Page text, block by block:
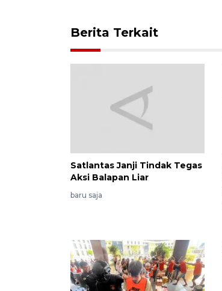
Berita Terkait
Satlantas Janji Tindak Tegas
Aksi Balapan Liar
baru saja